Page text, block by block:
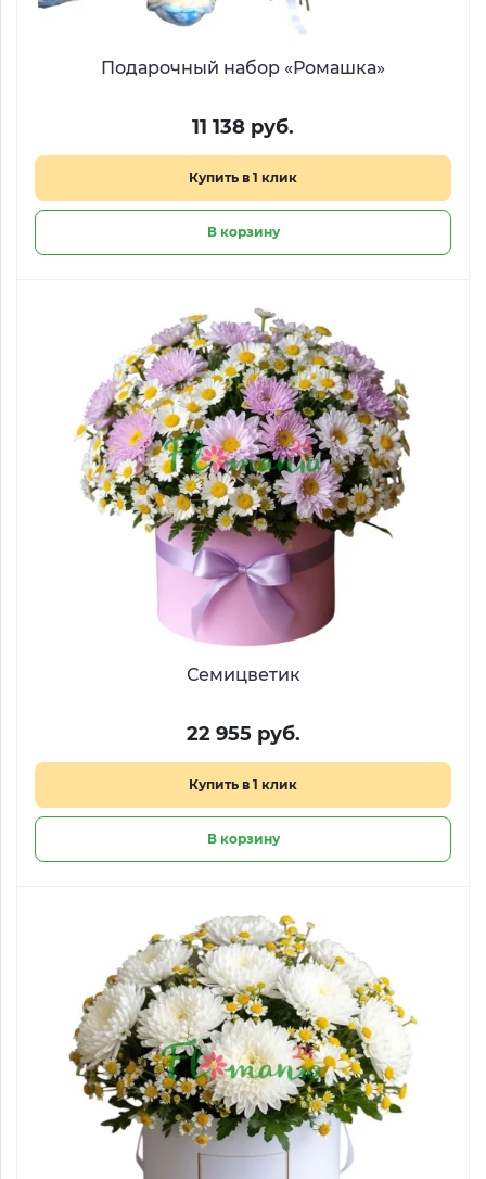
Подарочный набор «Ромашка»
11 138 руб.
Купить в 1 клик
В корзину
Семицветик
22 955 руб.
Купить в 1 клик
В корзину